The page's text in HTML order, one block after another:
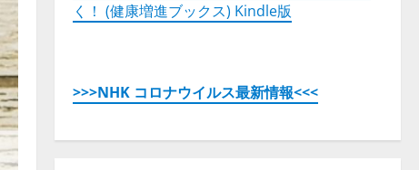
く！ (健康増進ブックス) Kindle版
>>>NHK コロナウイルス最新情報<<<